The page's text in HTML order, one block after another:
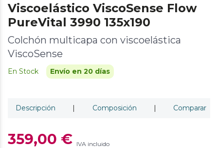
Viscoelástico ViscoSense Flow
PureVital 3990 135x190
Colchón multicapa con viscoelástica
ViscoSense
En Stock Envío en 20 días
Descripción | Composición | Comparar
359,00 € IVA incluido